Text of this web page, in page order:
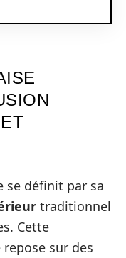
se définit par sa
traditionnel
Cette
sur des